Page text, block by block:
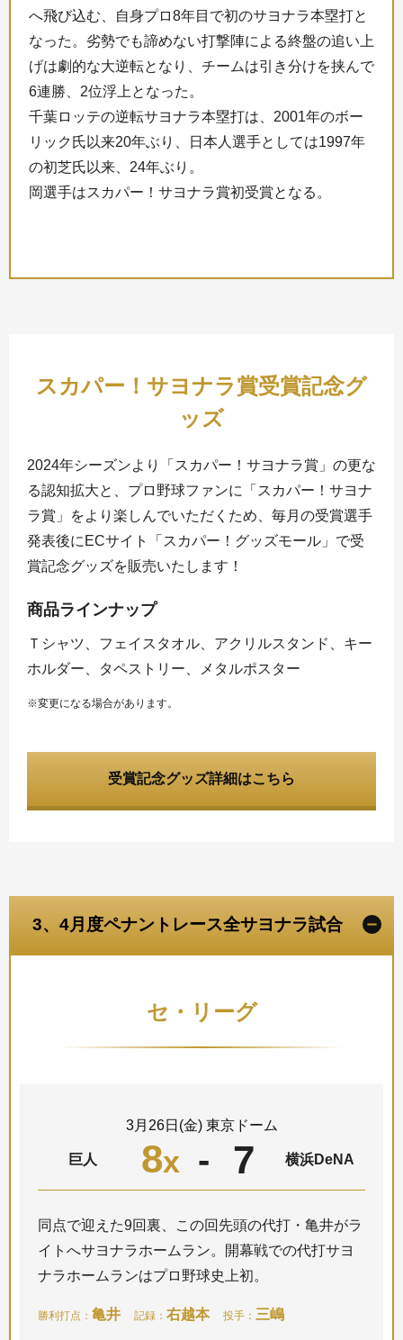
へ飛び込む、自身プロ8年目で初のサヨナラ本塁打と
なった。劣勢でも諦めない打撃陣による終盤の追い上
げは劇的な大逆転となり、チームは引き分けを挟んで
6連勝、2位浮上となった。
千葉ロッテの逆転サヨナラ本塁打は、2001年のボー
リック氏以来20年ぶり、日本人選手としては1997年
の初芝氏以来、24年ぶり。
岡選手はスカパー！サヨナラ賞初受賞となる。
スカパー！サヨナラ賞受賞記念グ
ッズ
2024年シーズンより「スカパー！サヨナラ賞」の更な
る認知拡大と、プロ野球ファンに「スカパー！サヨナ
ラ賞」をより楽しんでいただくため、毎月の受賞選手
発表後にECサイト「スカパー！グッズモール」で受
賞記念グッズを販売いたします！
商品ラインナップ
Ｔシャツ、フェイスタオル、アクリルスタンド、キー
ホルダー、タペストリー、メタルポスター
※変更になる場合があります。
受賞記念グッズ詳細はこちら
3、4月度ペナントレース全サヨナラ試合
セ・リーグ
3月26日(金) 東京ドーム
巨人 8x - 7 横浜DeNA
同点で迎えた9回裏、この回先頭の代打・亀井がラ
イトへサヨナラホームラン。開幕戦での代打サヨ
ナラホームランはプロ野球史上初。
勝利打点： 亀井 記録： 右越本 投手： 三嶋